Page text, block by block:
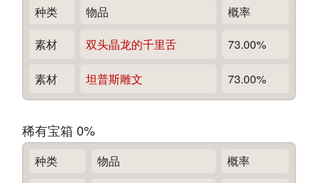
种类 物品
概率
素材
双头晶龙的千里舌 73.00%
素材 坦普斯雕文 73.00%
稀有宝箱 0%
种类 物品 概率